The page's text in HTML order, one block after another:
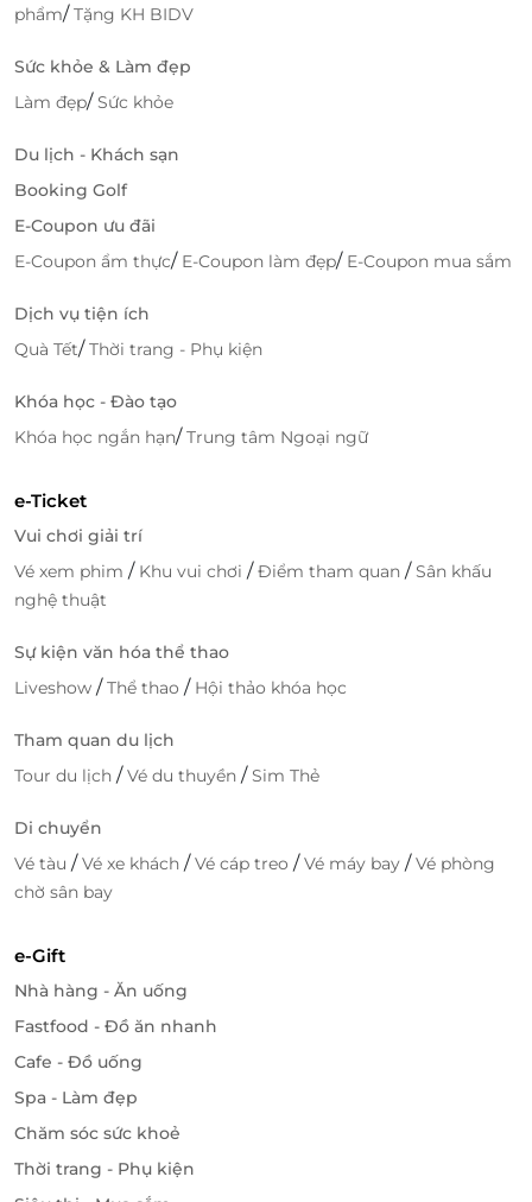
việc mua vé trực tiếp tại cổng. LifeLink thường
gia đình có thể trải nghiệm cáp treo một cách tiết
kiệm mà vẫn đảm bảo chất lượng dịch vụ tốt nhất.
Đặt Vé Trực Tuyến Dễ Dàng
Với LifeLink, bạn có thể dễ dàng đặt vé cáp treo
SunWorld Bà Đen Tây Ninh trực tuyến chỉ với vài cú
click chuột. Việc mua vé trực tuyến không chỉ giúp
cổng bán vé mà còn giúp bạn chủ động trong việc
lên kế hoạch cho chuyến đi của mình.
Muavé cáp treo SunWorld Bà Đen Tây Ninh
cho chuyến tham quan, đồng thời đảm bảo trải
toàn.
phẩm/Tặng KH BIDV
Sức khỏe & Làm đẹp
Làm đẹp/Sức khỏe
Du lịch - Khách sạn
Booking Golf
E-Coupon ưu đãi
E-Coupon ẩm thực/ E-Coupon làm đẹp/ E-Coupon mua sắm
Dịch vụ tiện ích
Quà Tết/Thời trang - Phụ kiện
Khóa học - Đào tạo
Khóa học ngắn hạn/Trung tâm Ngoại ngữ
e-Ticket
Vui chơi giải trí
Vé xem phim / Khu vui chơi /Điểm tham quan /Sân khấu
nghệ thuật
Sự kiện văn hóa thể thao
Liveshow /Thể thao / Hội thảo khóa học
Tham quan du lịch
Tour du lịch /Vé du thuyền /Sim Thẻ
Di chuyển
Vé tàu /Vé xe khách /Vé cáp treo /Vé máy bay /Vé phòng
chờ sân bay
e-Gift
Nhà hàng - Ăn uống
Fastfood - Đồ ăn nhanh
Cafe - Đồ uống
Spa - Làm đẹp
Chăm sóc sức khoẻ
Thời trang - Phụ kiện